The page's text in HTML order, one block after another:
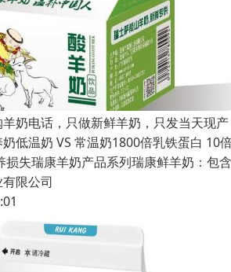
奶电话，只做新鲜羊奶，只发当天现产
低温奶 VS 常温奶1800倍乳铁蛋白
损失瑞康羊奶产品系列瑞康鲜羊奶：包
限公司